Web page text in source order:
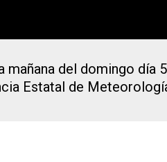
mañana del domingo día
Estatal de